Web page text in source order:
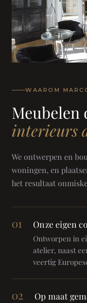
WAAROM
Meubelen
interieurs
We ontwerpen en
woningen, en
het resultaat
01 Onze eigen
Ontworpen in
atelier, naast
veertig
02 Op maat